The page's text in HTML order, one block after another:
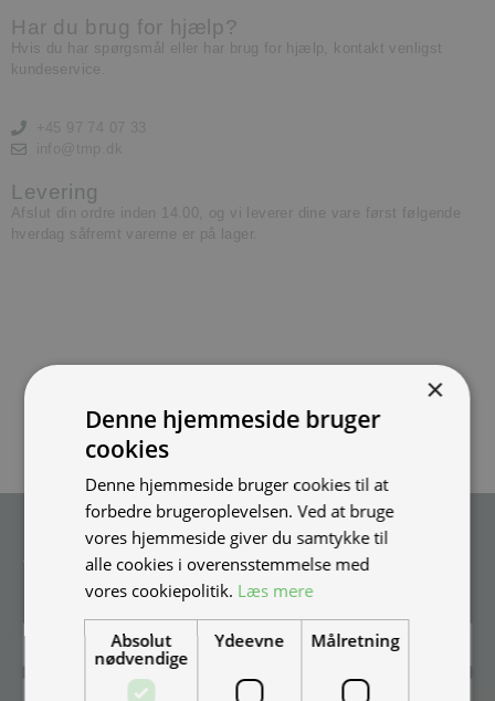
Har du brug for hjælp?
Hvis du har spørgsmål eller har brug for hjælp, kontakt venligst
kundeservice.
Levering
Afslut din ordre inden 14.00, og vi leverer dine vare først følgende
hverdag såfremt varerne er på lager.
Tilmeld nyhedsmail
Vær blandt de første til at modtage info om nye produkter, tilbud,
events og udstillinger.
×
Denne hjemmeside bruger
cookies
Denne hjemmeside bruger cookies til at
forbedre brugeroplevelsen. Ved at bruge
vores hjemmeside giver du samtykke til
alle cookies i overensstemmelse med
vores cookiepolitik. Læs mere
Absolut
nødvendige
Ydeevne Målretning